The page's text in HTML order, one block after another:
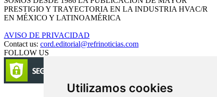
Utilizamos cookies
PRESTIGIO Y TRAYECTORIA EN LA INDUSTRIA HVAC/R
EN MÉXICO Y LATINOAMÉRICA
AVISO DE PRIVACIDAD
Contact us: cord.editorial@refrinoticias.com
FOLLOW US